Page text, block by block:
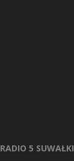
RADIO 5 SUWAŁKI